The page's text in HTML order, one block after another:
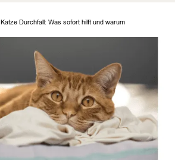
Katze Durchfall: Was sofort hilft und warum